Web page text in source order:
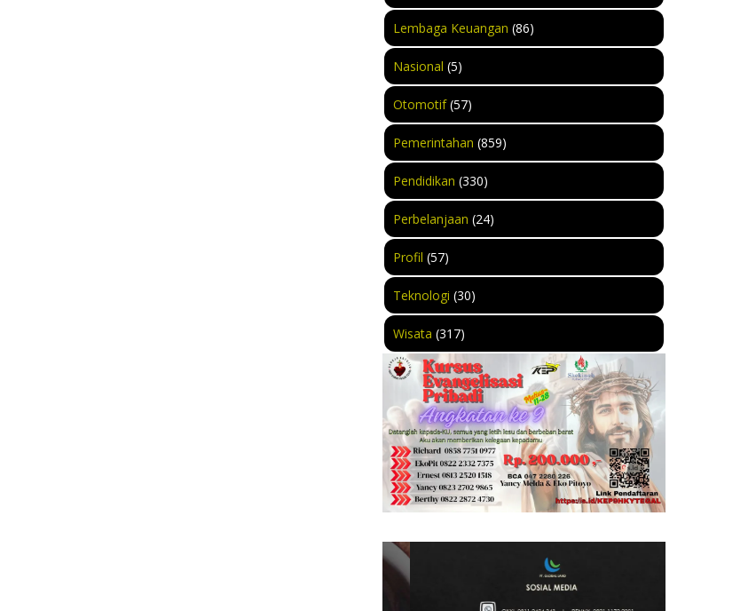
Lembaga Keuangan (86)
Nasional (5)
Otomotif(57)
Pemerintahan (859)
Pendidikan (330)
Perbelanjaan (24)
Profil (57)
Teknologi (30)
Wisata (317)